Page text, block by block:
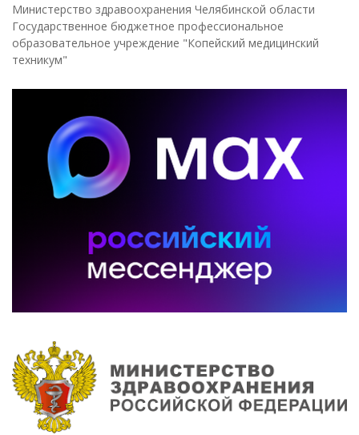
Министерство здравоохранения Челябинской области
Государственное бюджетное профессиональное
образовательное учреждение "Копейский медицинский
техникум"